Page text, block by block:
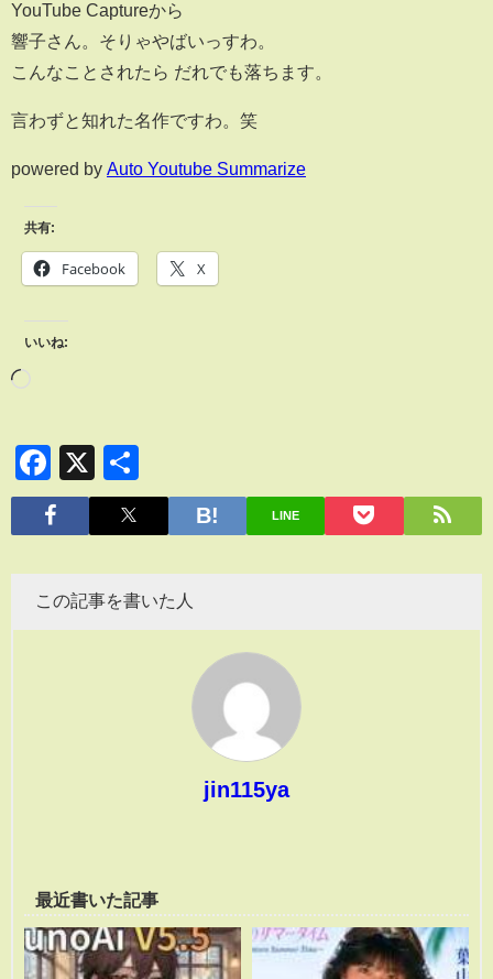
YouTube Captureから
響子さん。そりゃやばいっすわ。
こんなことされたら だれでも落ちます。
言わずと知れた名作ですわ。笑
powered by Auto Youtube Summarize
共有:
Facebook X
いいね:
Facebook
X
有
LINE
この記事を書いた人
jin115ya
最近書いた記事